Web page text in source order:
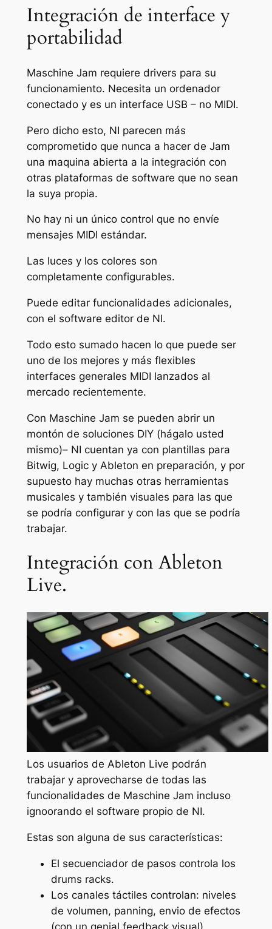
Integración de interface y
portabilidad
Maschine Jam requiere drivers para su
funcionamiento. Necesita un ordenador
conectado y es un interface USB – no MIDI.
Pero dicho esto, NI parecen más
comprometido que nunca a hacer de Jam
una maquina abierta a la integración con
otras plataformas de software que no sean
la suya propia.
No hay ni un único control que no envíe
mensajes MIDI estándar.
Las luces y los colores son
completamente configurables.
Puede editar funcionalidades adicionales,
con el software editor de NI.
Todo esto sumado hacen lo que puede ser
uno de los mejores y más flexibles
interfaces generales MIDI lanzados al
mercado recientemente.
Con Maschine Jam se pueden abrir un
montón de soluciones DIY (hágalo usted
mismo)– NI cuentan ya con plantillas para
Bitwig, Logic y Ableton en preparación, y por
supuesto hay muchas otras herramientas
musicales y también visuales para las que
se podría configurar y con las que se podría
trabajar.
Integración con Ableton
Live.
Los usuarios de Ableton Live podrán
trabajar y aprovecharse de todas las
funcionalidades de Maschine Jam incluso
ignoorando el software propio de NI.
Estas son alguna de sus características:
El secuenciador de pasos controla los
drums racks.
Los canales táctiles controlan: niveles
de volumen, panning, envio de efectos
(con un genial feedback visual).